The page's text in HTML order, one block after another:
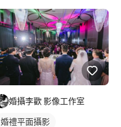
婚攝李歡 影像工作室
婚禮平面攝影